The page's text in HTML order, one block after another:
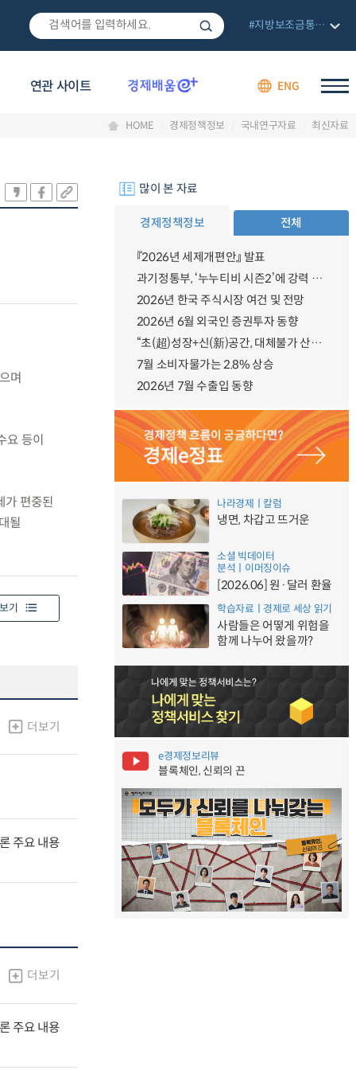
연관 사이트 ENG
#지방보조금통합관리망
HOME 경제정책정보 국내연구자료 최신자료
며
요 등이
가 편중된
될
기
더보기
주요 내용
더보기
주요 내용
많이 본 자료
경제정책정보 전체
『2026년 세제개편안』 발표
과기정통부, ‘누누티비 시즌2’에 강력 대응 의지 밝혀
2026년 한국 주식시장 여건 및 전망
2026년 6월 외국인 증권투자 동향
“초(超)성장+신(新)공간, 대체불가 산업강국”
7월 소비자물가는 2.8% 상승
2026년 7월 수출입 동향
나라경제ㅣ칼럼
냉면, 차갑고 뜨거운
소셜 빅데이터
분석ㅣ이머징이슈
[2026.06] 원·달러 환율
학습자료ㅣ경제로 세상 읽기
사람들은 어떻게 위험을
함께 나누어 왔을까?
e경제정보리뷰
블록체인, 신뢰의 끈